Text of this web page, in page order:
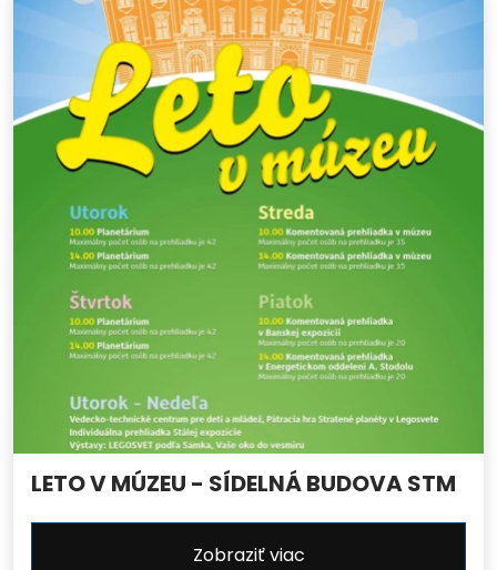
LETO V MÚZEU - SÍDELNÁ BUDOVA STM
Zobraziť viac